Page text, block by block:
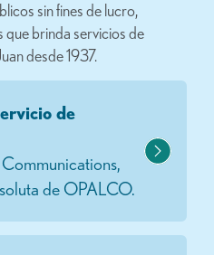
sin fines de lucro,
brinda servicios de
desde 1937.
de
de OPALCO.